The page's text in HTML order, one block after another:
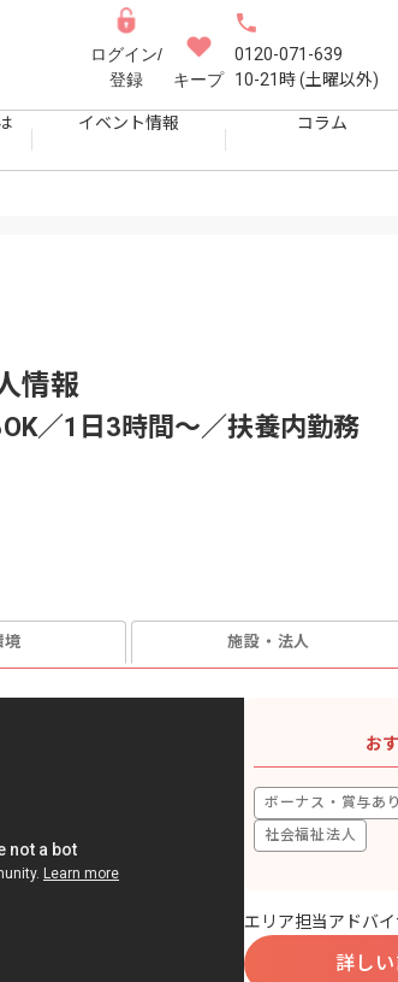
ログイン/
登録
キープ
0120-071-639
10-21時 (土曜以外)
イベント情報 コラム
情報
／1日3時間～／扶養内勤務
境 施設・法人
お
ボーナス・賞与あ
社会福祉法人
エリア担当アドバ
詳し